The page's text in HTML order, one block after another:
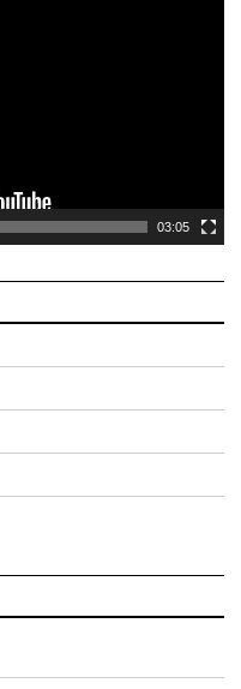
03:05